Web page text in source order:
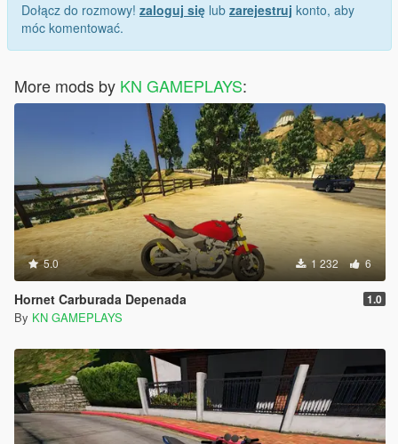
Dołącz do rozmowy! zaloguj się lub zarejestruj konto, aby
móc komentować.
More mods by KN GAMEPLAYS:
5.0 1 232 6
Hornet Carburada Depenada 1.0
By KN GAMEPLAYS